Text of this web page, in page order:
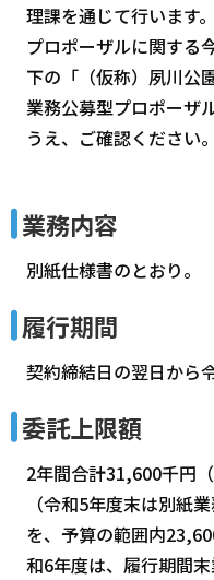
理課を通じて行います。
プロポーザルに関する
下の「（仮称）夙川公
業務公募型プロポーザ
うえ、ご確認ください。
業務内容
別紙仕様書のとおり。
履行期間
契約締結日の翌日から
委託上限額
2年間合計31,600千円（
（令和5年度末は別紙
を、予算の範囲内
和6年度は、履行期間